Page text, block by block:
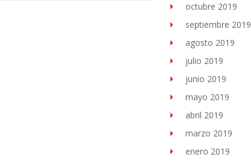
octubre 2019
septiembre 2019
agosto 2019
julio 2019
junio 2019
mayo 2019
abril 2019
marzo 2019
enero 2019